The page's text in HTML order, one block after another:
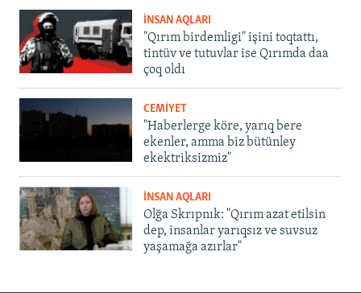
İNSAN AQLARI
"Qırım birdemligi" işini toqtattı,
tintüv ve tutuvlar ise Qırımda daa
çoq oldı
CEMİYET
"Haberlerge köre, yarıq bere
ekenler, amma biz bütünley
ekektriksizmiz"
İNSAN AQLARI
Olğa Skrıpnık: "Qırım azat etilsin
dep, insanlar yarıqsız ve suvsuz
yaşamağa azırlar"